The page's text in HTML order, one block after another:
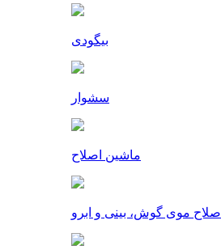
بیگودی
سشوار
ماشین اصلاح
اصلاح موی گوش، بینی و ابرو